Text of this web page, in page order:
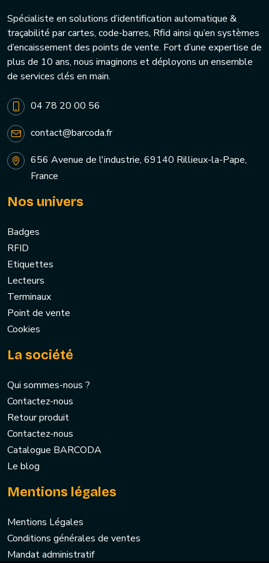
Spécialiste en solutions d’identification automatique &
traçabilité par cartes, code-barres, Rfid ainsi qu’en systèmes
d’encaissement des points de vente. Fort d’une expertise de
plus de 10 ans, nous imaginons et déployons un ensemble
de services clés en main.
04 78 20 00 56
contact@barcoda.fr
656 Avenue de l'industrie, 69140 Rillieux-la-Pape,
France
Nos univers
Badges
RFID
Etiquettes
Lecteurs
Terminaux
Point de vente
Cookies
La société
Qui sommes-nous ?
Contactez-nous
Retour produit
Contactez-nous
Catalogue BARCODA
Le blog
Mentions légales
Mentions Légales
Conditions générales de ventes
Mandat administratif